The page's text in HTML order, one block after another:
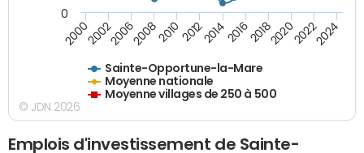
Sainte-Opportune-la-Mare
Moyenne nationale
Moyenne villages de 250 à 500
200020022006200820102012201420162018202020222024
0
© JDN 2026
Emplois d'investissement de Sainte-